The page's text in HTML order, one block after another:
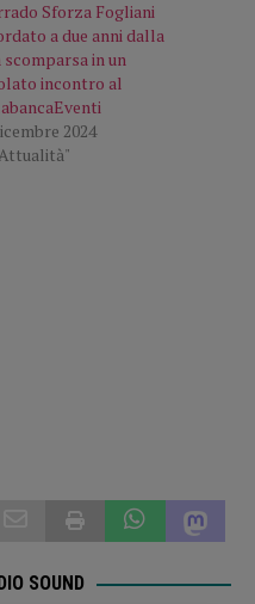
Sforza Fogliani
a due anni dalla
scomparsa in un
incontro al
2024
SOUND